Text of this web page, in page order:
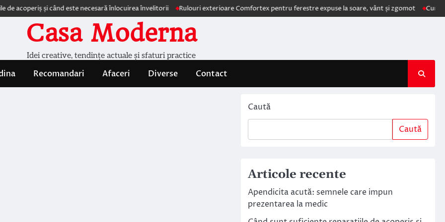
și când este necesară înlocuirea învelitorii Rulouri exterioare Comfortex pentru ferestre expuse la soare, vânt și zgomot Cum
Casa Moderna
Idei creative, tendințe actuale și sfaturi practice
Recomandari Afaceri Diverse Contact
Caută
Caută
Articole recente
Apendicita acută: semnele care impun
prezentarea la medic